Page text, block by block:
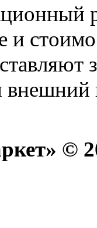
внешний
©